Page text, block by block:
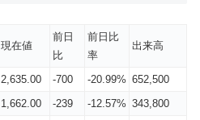
現在値
前日
比
前日比
率
出来高
2,635.00 -700 -20.99% 652,500
1,662.00 -239 -12.57% 343,800